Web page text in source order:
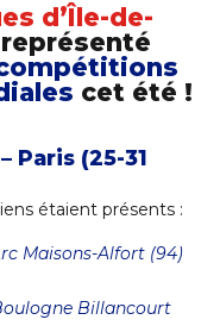
d’Île-de-
cet été !
Paris (25-31
étaient présents :
Maisons-Alfort (94)
Billancourt